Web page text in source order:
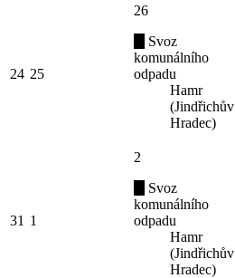
24 25
26
Svoz
komunálního
odpadu
Hamr
(Jindřichův
Hradec)
31 1
2
Svoz
komunálního
odpadu
Hamr
(Jindřichův
Hradec)